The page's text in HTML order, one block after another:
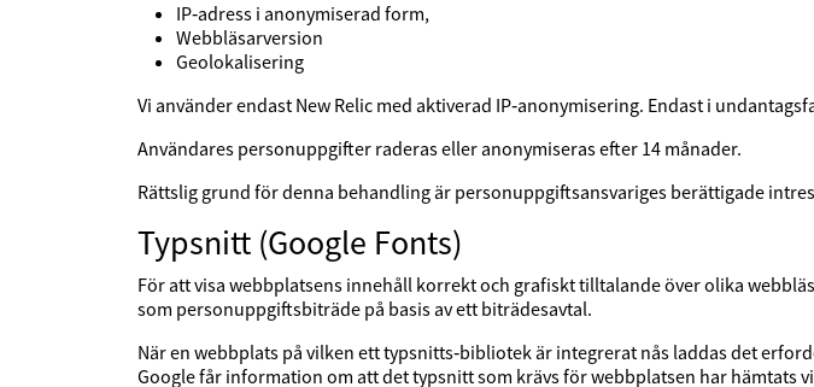
IP‑adress i anonymiserad form,
Webbläsarversion
Geolokalisering
Vi använder endast New Relic med aktiverad IP‑anonymisering. Endast i
Användares personuppgifter raderas eller anonymiseras efter 14 månader.
Rättslig grund för denna behandling är personuppgiftsansvariges berättigade
Typsnitt (Google Fonts)
För att visa webbplatsens innehåll korrekt och grafiskt tilltalande över olika
som personuppgiftsbiträde på basis av ett biträdesavtal.
När en webbplats på vilken ett typsnitts‑bibliotek är integrerat nås laddas det
Google får information om att det typsnitt som krävs för webbplatsen har hämtats